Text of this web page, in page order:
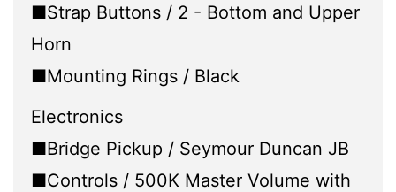
■Strap Buttons / 2 - Bottom and Upper
Horn
■Mounting Rings / Black
Electronics
■Bridge Pickup / Seymour Duncan JB
■Controls / 500K Master Volume with